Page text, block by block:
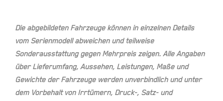
Die abgebildeten Fahrzeuge können in einzelnen Details
vom Serienmodell abweichen und teilweise
Sonderausstattung gegen Mehrpreis zeigen. Alle Angaben
über Lieferumfang, Aussehen, Leistungen, Maße und
Gewichte der Fahrzeuge werden unverbindlich und unter
dem Vorbehalt von Irrtümern, Druck-, Satz- und